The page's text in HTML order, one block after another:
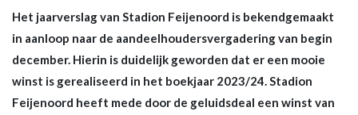
Het jaarverslag van Stadion Feijenoord is bekendgemaakt
in aanloop naar de aandeelhoudersvergadering van begin
december. Hierin is duidelijk geworden dat er een mooie
winst is gerealiseerd in het boekjaar 2023/24. Stadion
Feijenoord heeft mede door de geluidsdeal een winst van